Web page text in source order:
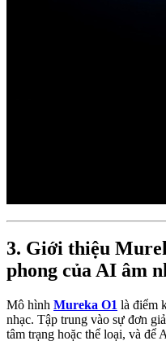
3. Giới thiệu
phong của AI âm
Mô hình Mureka O1 là điểm
nhạc. Tập trung vào sự đơn
tâm trạng hoặc thể loại, và để